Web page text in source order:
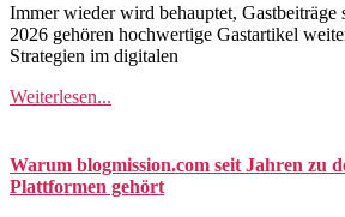
Immer wieder wird behauptet, Gastbeiträge
2026 gehören hochwertige Gastartikel
Strategien im digitalen
Weiterlesen...
Warum blogmission.com seit Jahren zu
Plattformen gehört